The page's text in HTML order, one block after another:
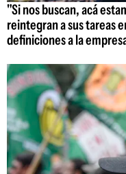
"Si nos buscan, acá
reintegran a sus tareas
definiciones a la